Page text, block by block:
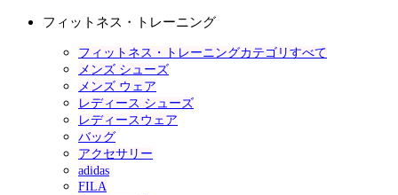
フィットネス・トレーニング
フィットネス・トレーニングカテゴリすべて
メンズ シューズ
メンズ ウェア
レディース シューズ
レディースウェア
バッグ
アクセサリー
adidas
FILA